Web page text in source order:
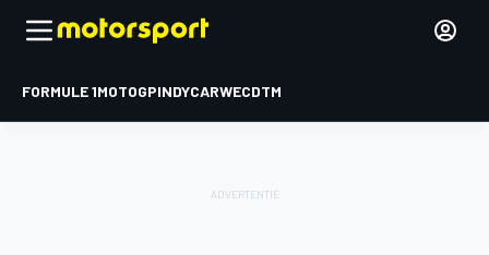
FORMULE 1MOTOGPINDYCARWECDTM